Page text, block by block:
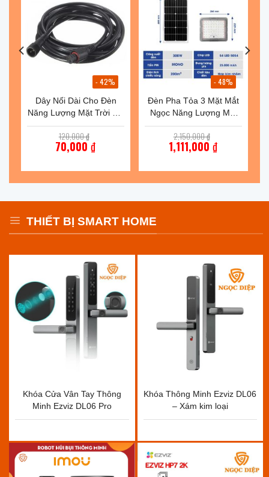
Dây Nối Dài Cho Đèn
Năng Lượng Mặt Trời 5m
LK.DND.5M
120,000₫ gốc
là:
70,000₫
tại
- 42%
Đèn Pha Tỏa 3 Mặt Mắt
Ngọc Năng Lượng Mặt
Trời TP.DP05.300
2,150,000₫
gốc
là:
1,111,000₫
tại
- 48%
THIẾT BỊ SMART HOME
Khóa Cửa Vân Tay Thông
Minh Ezviz DL06 Pro
Khóa Thông Minh Ezviz DL06
– Xám kim loại